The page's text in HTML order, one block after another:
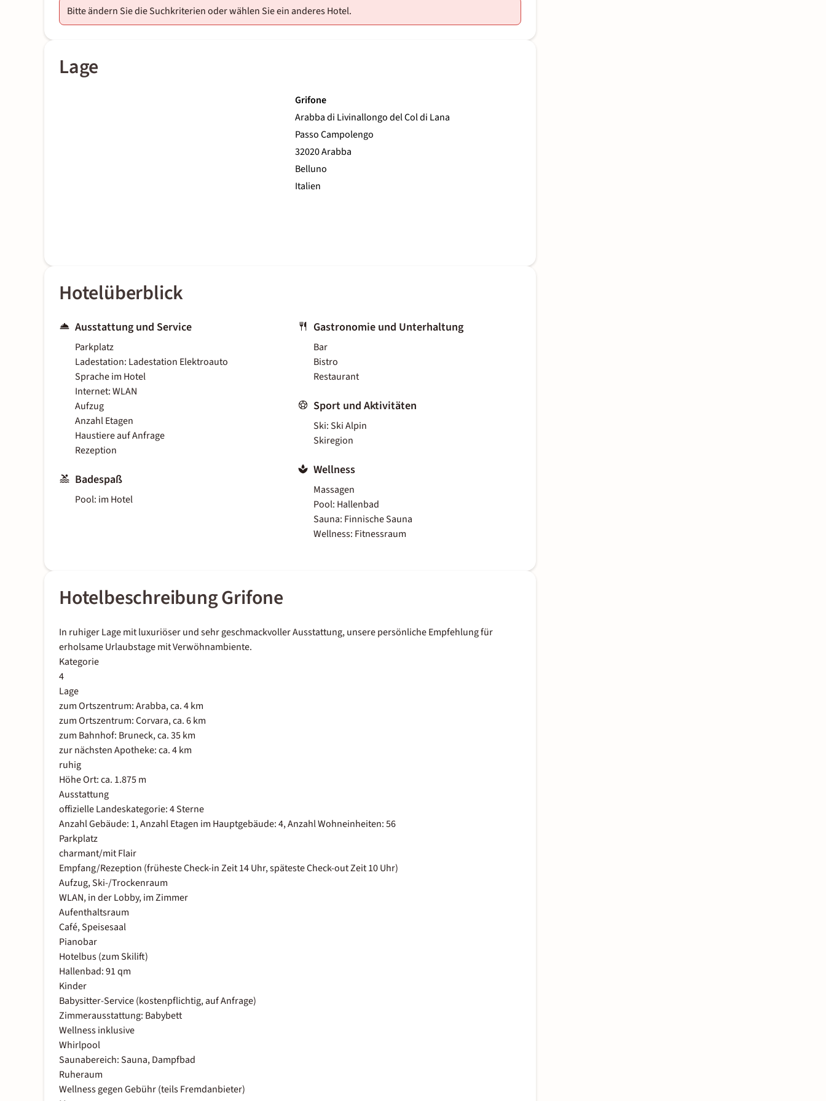
Bitte ändern Sie die Suchkriterien oder wählen Sie ein anderes Hotel.
Lage
Grifone
Arabba di Livinallongo del Col di Lana
Passo Campolengo
32020 Arabba
Belluno
Italien
Hotelüberblick
Ausstattung und Service
Parkplatz
Ladestation: Ladestation Elektroauto
Sprache im Hotel
Internet: WLAN
Aufzug
Anzahl Etagen
Haustiere auf Anfrage
Rezeption
Badespaß
Pool: im Hotel
Gastronomie und Unterhaltung
Bar
Bistro
Restaurant
Sport und Aktivitäten
Ski: Ski Alpin
Skiregion
Wellness
Massagen
Pool: Hallenbad
Sauna: Finnische Sauna
Wellness: Fitnessraum
Hotelbeschreibung Grifone
In ruhiger Lage mit luxuriöser und sehr geschmackvoller Ausstattung, unsere persönliche Empfehlung für
erholsame Urlaubstage mit Verwöhnambiente.
Kategorie
4
Lage
zum Ortszentrum: Arabba, ca. 4 km
zum Ortszentrum: Corvara, ca. 6 km
zum Bahnhof: Bruneck, ca. 35 km
zur nächsten Apotheke: ca. 4 km
ruhig
Höhe Ort: ca. 1.875 m
Ausstattung
offizielle Landeskategorie: 4 Sterne
Anzahl Gebäude: 1, Anzahl Etagen im Hauptgebäude: 4, Anzahl Wohneinheiten: 56
Parkplatz
charmant/mit Flair
Empfang/Rezeption (früheste Check-in Zeit 14 Uhr, späteste Check-out Zeit 10 Uhr)
Aufzug, Ski-/Trockenraum
WLAN, in der Lobby, im Zimmer
Aufenthaltsraum
Café, Speisesaal
Pianobar
Hotelbus (zum Skilift)
Hallenbad: 91 qm
Kinder
Babysitter-Service (kostenpflichtig, auf Anfrage)
Zimmerausstattung: Babybett
Wellness inklusive
Whirlpool
Saunabereich: Sauna, Dampfbad
Ruheraum
Wellness gegen Gebühr (teils Fremdanbieter)